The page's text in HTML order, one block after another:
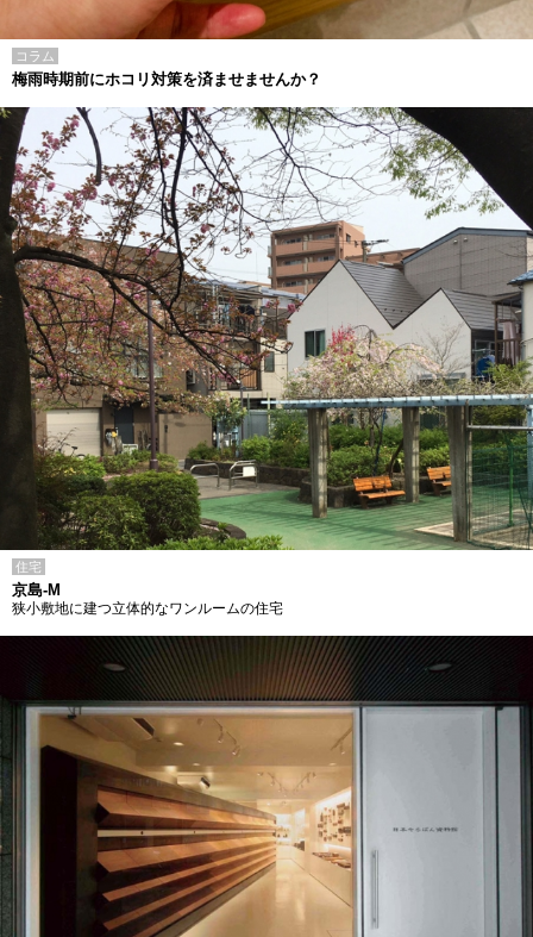
コラム
梅雨時期前にホコリ対策を済ませませんか？
住宅
京島-M
狭小敷地に建つ立体的なワンルームの住宅